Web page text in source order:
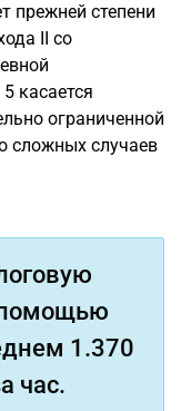
прежней степени
II со
касается
ограниченной
сложных случаев
помощью
1.370
час.